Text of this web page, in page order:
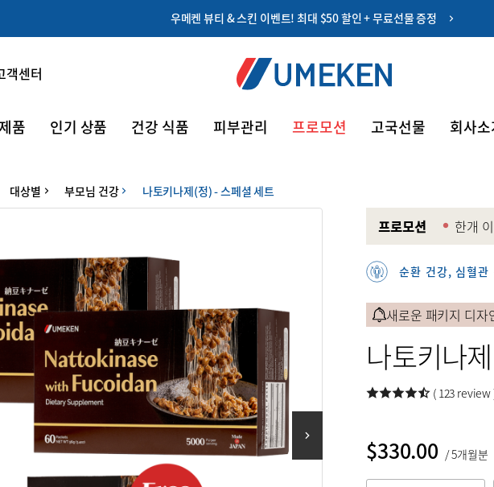
우메켄 뷰티 & 스킨 이벤트! 최대 $50 할인 + 무료선물 증정
객센터
품 인기 상품 건강 식품 피부관리 프로모션 고국선물 회사
대상별 부모님 건강 나토키나제(정) - 스페셜 세트
프로모션
한개
10) 증
세트
순환 건강, 심혈관
새로운 패키지 디
나토키나
( 123 review
$330.00 / 5개월분
아이디 저장하기
Google
SNS 로그인 이용약관
회원가입
최대 10%